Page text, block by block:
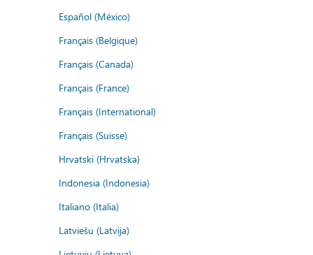
Español (México)
Français (Belgique)
Français (Canada)
Français (France)
Français (International)
Français (Suisse)
Hrvatski (Hrvatska)
Indonesia (Indonesia)
Italiano (Italia)
Latviešu (Latvija)